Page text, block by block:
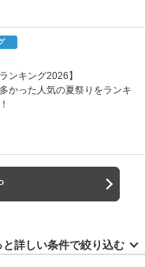
ンキング2026】
かった人気の夏祭りをランキ
と詳しい条件で絞り込む